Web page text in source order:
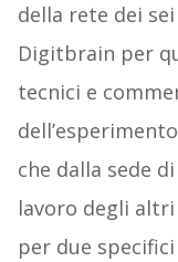
della rete dei
Digitbrain per
tecnici e
che dalla sede
lavoro degli
per due